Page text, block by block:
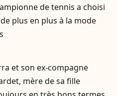
de tennis a choisi
plus en plus à la mode
et son ex-compagne
mère de sa fille